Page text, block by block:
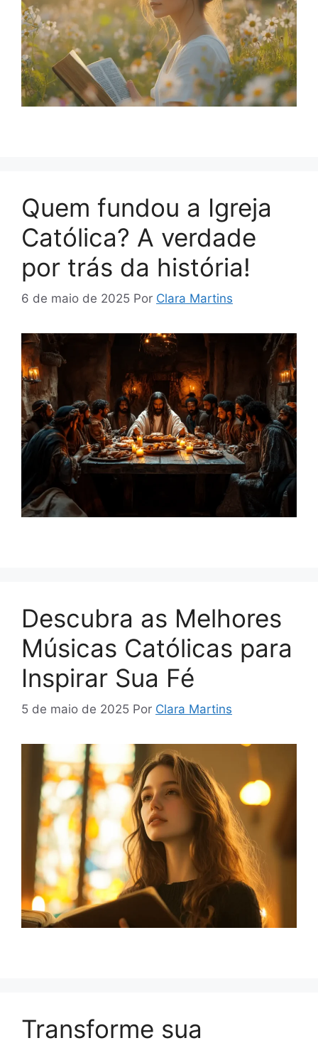
Quem fundou a Igreja
Católica? A verdade
por trás da história!
6 de maio de 2025 Por Clara Martins
Descubra as Melhores
Músicas Católicas para
Inspirar Sua Fé
5 de maio de 2025 Por Clara Martins
Transforme sua